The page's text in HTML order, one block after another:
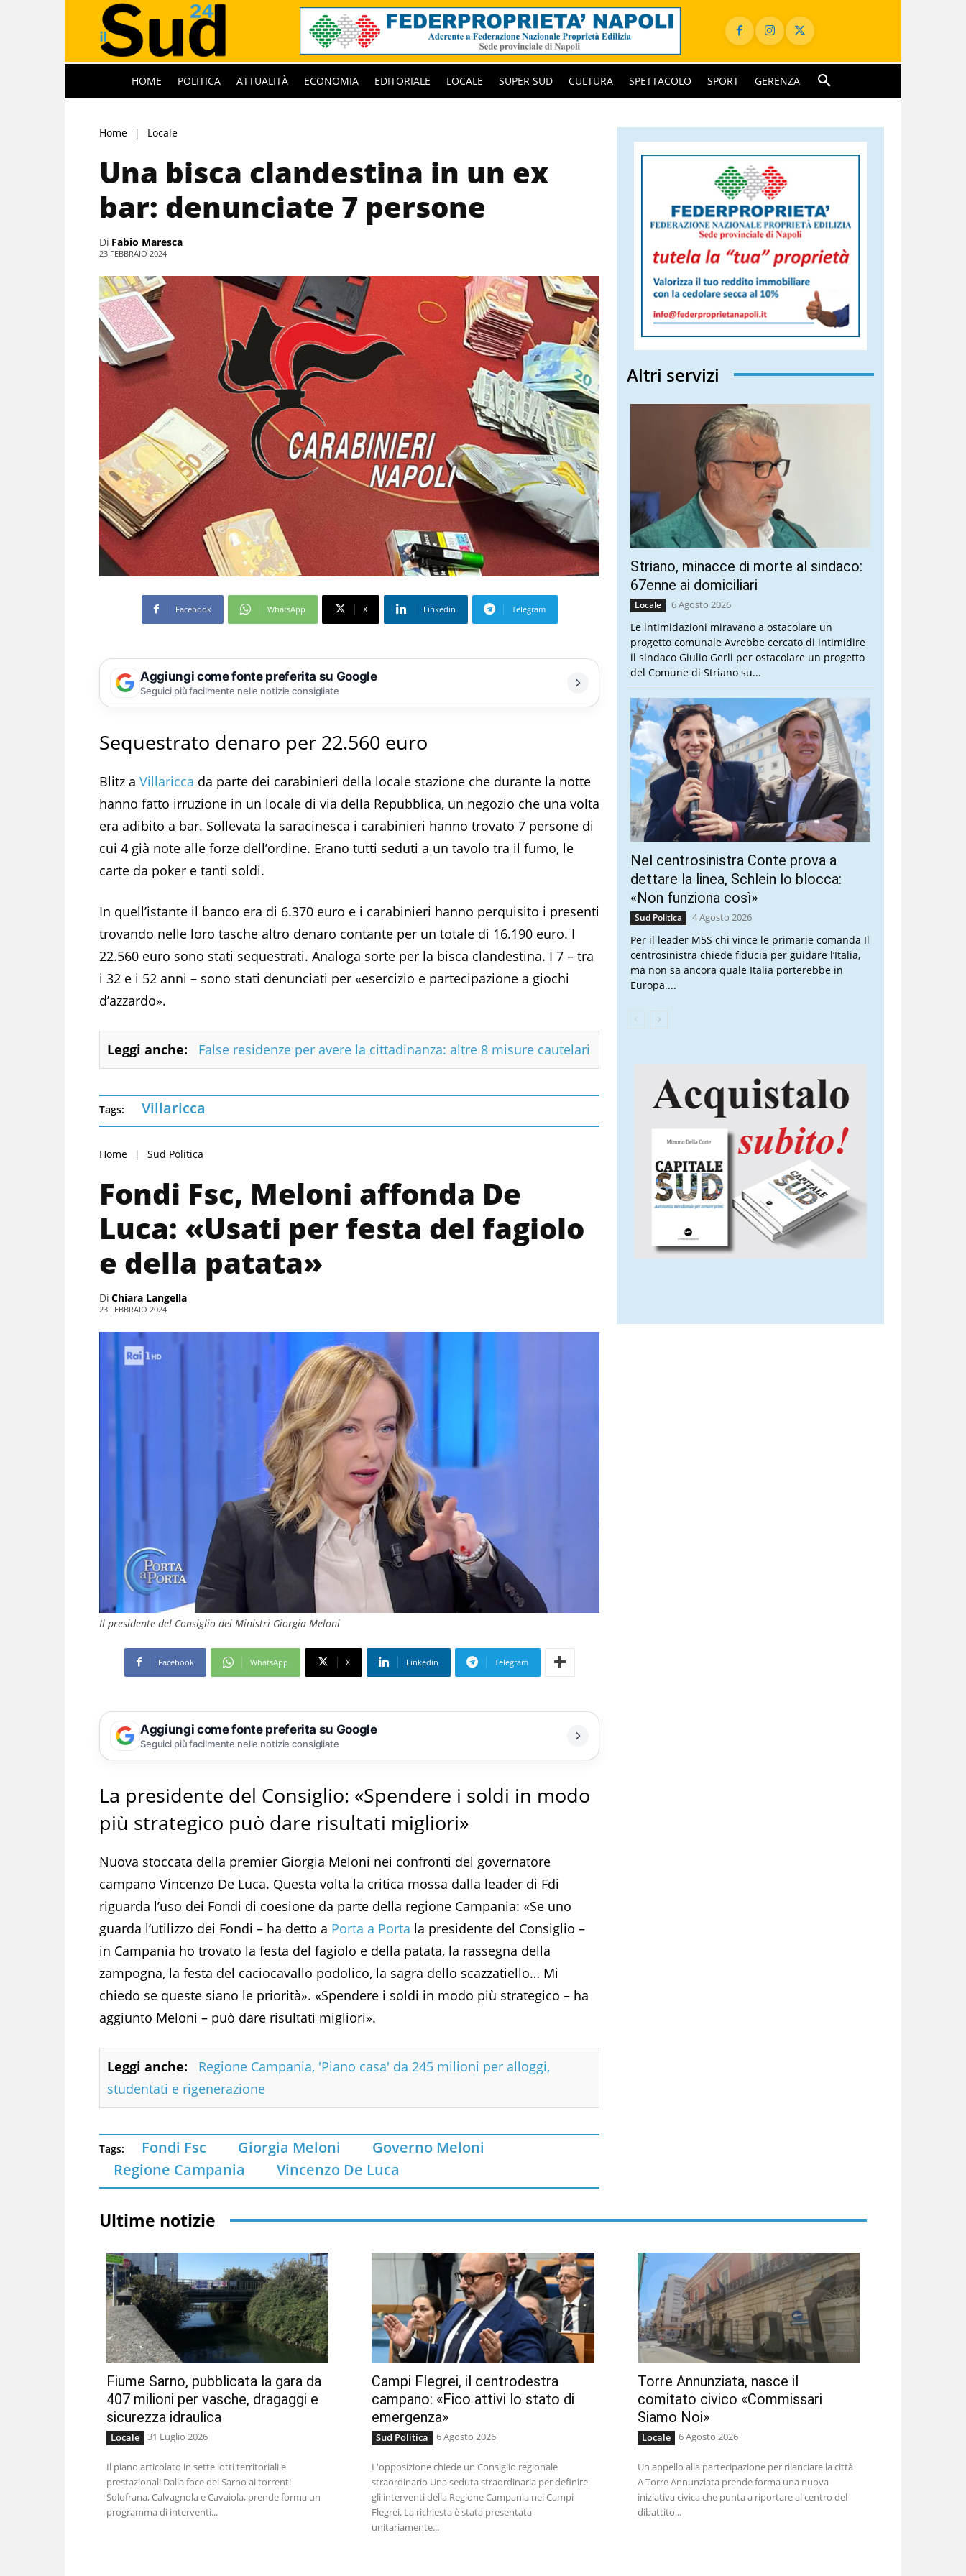
HOME POLITICA ATTUALITÀ ECONOMIA EDITORIALE LOCALE SUPER SUD CULTURA SPETTACOLO SPORT GERENZA
Home Locale
Una bisca clandestina in un ex
bar: denunciate 7 persone
Di Fabio Maresca
23 FEBBRAIO 2024
Facebook WhatsApp X Linkedin Telegram
Aggiungi come fonte preferita su Google
Seguici più facilmente nelle notizie consigliate
Sequestrato denaro per 22.560 euro
Blitz a Villaricca da parte dei carabinieri della locale stazione che durante la notte
hanno fatto irruzione in un locale di via della Repubblica, un negozio che una volta
era adibito a bar. Sollevata la saracinesca i carabinieri hanno trovato 7 persone di
cui 4 già note alle forze dell’ordine. Erano tutti seduti a un tavolo tra il fumo, le
carte da poker e tanti soldi.
In quell’istante il banco era di 6.370 euro e i carabinieri hanno perquisito i presenti
trovando nelle loro tasche altro denaro contante per un totale di 16.190 euro. I
22.560 euro sono stati sequestrati. Analoga sorte per la bisca clandestina. I 7 – tra
i 32 e i 52 anni – sono stati denunciati per «esercizio e partecipazione a giochi
d’azzardo».
Leggi anche: False residenze per avere la cittadinanza: altre 8 misure cautelari
Tags: Villaricca
Home Sud Politica
Fondi Fsc, Meloni affonda De
Luca: «Usati per festa del fagiolo
e della patata»
Di Chiara Langella
23 FEBBRAIO 2024
Il presidente del Consiglio dei Ministri Giorgia Meloni
Facebook WhatsApp X Linkedin Telegram
Aggiungi come fonte preferita su Google
Seguici più facilmente nelle notizie consigliate
La presidente del Consiglio: «Spendere i soldi in modo
più strategico può dare risultati migliori»
Nuova stoccata della premier Giorgia Meloni nei confronti del governatore
campano Vincenzo De Luca. Questa volta la critica mossa dalla leader di Fdi
riguarda l’uso dei Fondi di coesione da parte della regione Campania: «Se uno
guarda l’utilizzo dei Fondi – ha detto a Porta a Porta la presidente del Consiglio –
in Campania ho trovato la festa del fagiolo e della patata, la rassegna della
zampogna, la festa del caciocavallo podolico, la sagra dello scazzatiello… Mi
chiedo se queste siano le priorità». «Spendere i soldi in modo più strategico – ha
aggiunto Meloni – può dare risultati migliori».
Leggi anche:
Regione Campania, 'Piano casa' da 245 milioni per alloggi,
studentati e rigenerazione
Tags: Fondi Fsc Giorgia Meloni
Governo Meloni
Regione Campania
Vincenzo De Luca
Altri servizi
Striano, minacce di morte al sindaco:
67enne ai domiciliari
Locale 6 Agosto 2026
Le intimidazioni miravano a ostacolare un
progetto comunale Avrebbe cercato di intimidire
il sindaco Giulio Gerli per ostacolare un progetto
del Comune di Striano su...
Nel centrosinistra Conte prova a
dettare la linea, Schlein lo blocca:
«Non funziona così»
Sud Politica 4 Agosto 2026
Per il leader M5S chi vince le primarie comanda Il
centrosinistra chiede fiducia per guidare l’Italia,
ma non sa ancora quale Italia porterebbe in
Europa....
Ultime notizie
Fiume Sarno, pubblicata la gara da
407 milioni per vasche, dragaggi e
sicurezza idraulica
Locale 31 Luglio 2026
Il piano articolato in sette lotti territoriali e
prestazionali Dalla foce del Sarno ai torrenti
Solofrana, Calvagnola e Cavaiola, prende forma un
programma di interventi...
Campi Flegrei, il centrodestra
campano: «Fico attivi lo stato di
emergenza»
Sud Politica 6 Agosto 2026
L'opposizione chiede un Consiglio regionale
straordinario Una seduta straordinaria per definire
gli interventi della Regione Campania nei Campi
Flegrei. La richiesta è stata presentata
unitariamente...
Torre Annunziata, nasce il
comitato civico «Commissari
Siamo Noi»
Locale 6 Agosto 2026
Un appello alla partecipazione per rilanciare la città
A Torre Annunziata prende forma una nuova
iniziativa civica che punta a riportare al centro del
dibattito...